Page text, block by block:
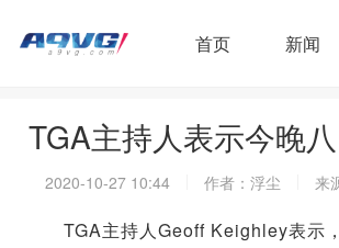
首页 新闻
TGA主持人表示今晚
2020-10-27 10:44 作者：浮尘 来
TGA主持人Geoff Keighley表示